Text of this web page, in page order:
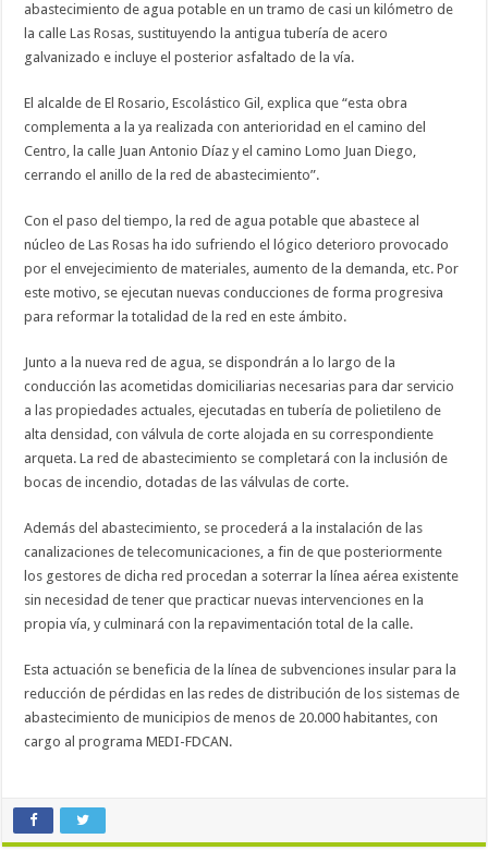
abastecimiento de agua potable en un tramo de casi un kilómetro de
la calle Las Rosas, sustituyendo la antigua tubería de acero
galvanizado e incluye el posterior asfaltado de la vía.
El alcalde de El Rosario, Escolástico Gil, explica que “esta obra
complementa a la ya realizada con anterioridad en el camino del
Centro, la calle Juan Antonio Díaz y el camino Lomo Juan Diego,
cerrando el anillo de la red de abastecimiento”.
Con el paso del tiempo, la red de agua potable que abastece al
núcleo de Las Rosas ha ido sufriendo el lógico deterioro provocado
por el envejecimiento de materiales, aumento de la demanda, etc. Por
este motivo, se ejecutan nuevas conducciones de forma progresiva
para reformar la totalidad de la red en este ámbito.
Junto a la nueva red de agua, se dispondrán a lo largo de la
conducción las acometidas domiciliarias necesarias para dar servicio
a las propiedades actuales, ejecutadas en tubería de polietileno de
alta densidad, con válvula de corte alojada en su correspondiente
arqueta. La red de abastecimiento se completará con la inclusión de
bocas de incendio, dotadas de las válvulas de corte.
Además del abastecimiento, se procederá a la instalación de las
canalizaciones de telecomunicaciones, a fin de que posteriormente
los gestores de dicha red procedan a soterrar la línea aérea existente
sin necesidad de tener que practicar nuevas intervenciones en la
propia vía, y culminará con la repavimentación total de la calle.
Esta actuación se beneficia de la línea de subvenciones insular para la
reducción de pérdidas en las redes de distribución de los sistemas de
abastecimiento de municipios de menos de 20.000 habitantes, con
cargo al programa MEDI-FDCAN.